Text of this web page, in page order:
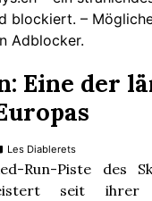
Eine der
Les Diablerets
Run-Piste des
seit ihrer